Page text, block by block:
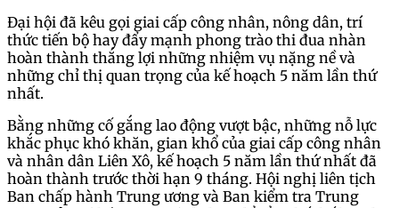
Đại hội đã kêu gọi giai cấp công nhân, nông dân, trí
thức tiến bộ hay đẩy mạnh phong trào thi đua nhàn
hoàn thành thắng lợi những nhiệm vụ nặng nề và
những chỉ thị quan trọng của kế hoạch 5 năm lần thứ
nhất.
Bằng những cố gắng lao động vượt bậc, những nỗ lực
khắc phục khó khăn, gian khổ của giai cấp công nhân
và nhân dân Liên Xô, kế hoạch 5 năm lần thứ nhất đã
hoàn thành trước thời hạn 9 tháng. Hội nghị liên tịch
Ban chấp hành Trung ương và Ban kiểm tra Trung